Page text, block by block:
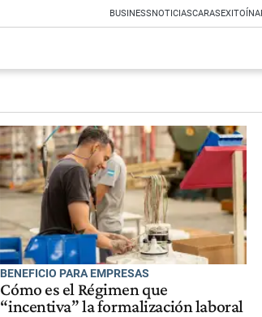
BUSINESSNOTICIASCARASEXITOÍNA
BENEFICIO PARA EMPRESAS
Cómo es el Régimen que
“incentiva” la formalización laboral